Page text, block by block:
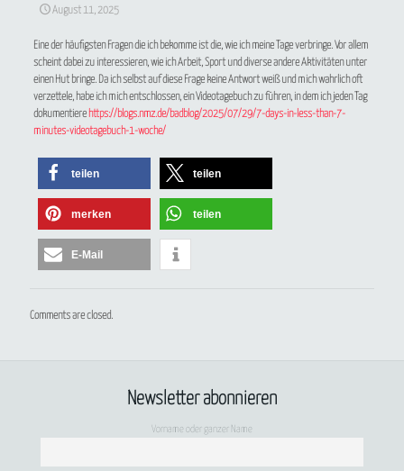
August 11, 2025
Eine der häufigsten Fragen die ich bekomme ist die, wie ich meine Tage verbringe. Vor allem
scheint dabei zu interessieren, wie ich Arbeit, Sport und diverse andere Aktivitäten unter
einen Hut bringe. Da ich selbst auf diese Frage keine Antwort weiß und mich wahrlich oft
verzettele, habe ich mich entschlossen, ein Videotagebuch zu führen, in dem ich jeden Tag
dokumentiere https://blogs.nmz.de/badblog/2025/07/29/7-days-in-less-than-7-
minutes-videotagebuch-1-woche/
teilen teilen
merken teilen
E-Mail
Comments are closed.
Newsletter abonnieren
Vorname oder ganzer Name